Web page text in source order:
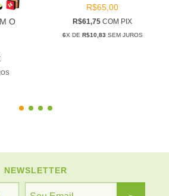
O
R$65,00
R$61,75 COM PIX
6X DE R$10,83 SEM JUROS
NEWSLETTER